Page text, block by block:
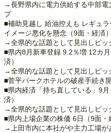
→長野県内に電力供給する中部電
プ
■補助見越し 給油控えも レギュ
イメージ悪化を懸念（9面・経済）
→全県的な話題として見出しピッ
■県内8月新車登録 9.2％増 12カ
済）
→全県的な話題として見出しピッ
■菅平パークホテルの破産手続き
■県内経済「持ち直している」9
済）
→全県的な話題として見出しピッ
■県内上場企業の株価 6日（9面・
→上田市内に本社がや主力工場